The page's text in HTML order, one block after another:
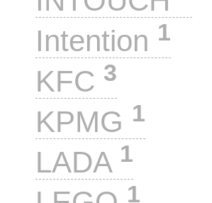
Intention 1
KFC 3
KPMG 1
LADA 1
1